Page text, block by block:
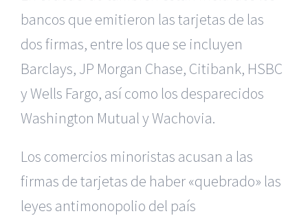
bancos que emitieron las tarjetas de las
dos firmas, entre los que se incluyen
Barclays, JP Morgan Chase, Citibank, HSBC
y Wells Fargo, así como los desparecidos
Washington Mutual y Wachovia.
Los comercios minoristas acusan a las
firmas de tarjetas de haber«quebrado» las
leyes antimonopolio del país